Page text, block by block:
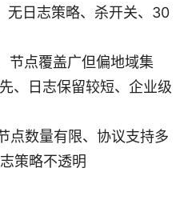
无日志策略、杀开关、30
节点覆盖广但偏地域集
、日志保留较短、企业级
点数量有限、协议支持多
策略不透明